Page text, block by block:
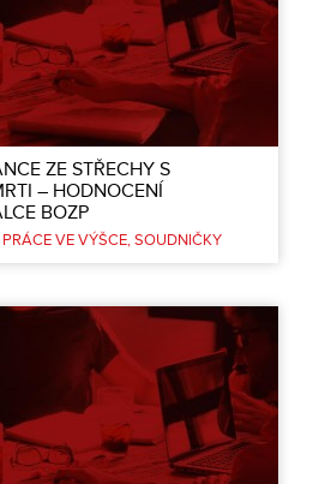
ZE STŘECHY S
– HODNOCENÍ
BOZP
PRÁCE VE VÝŠCE SOUDNIČKY